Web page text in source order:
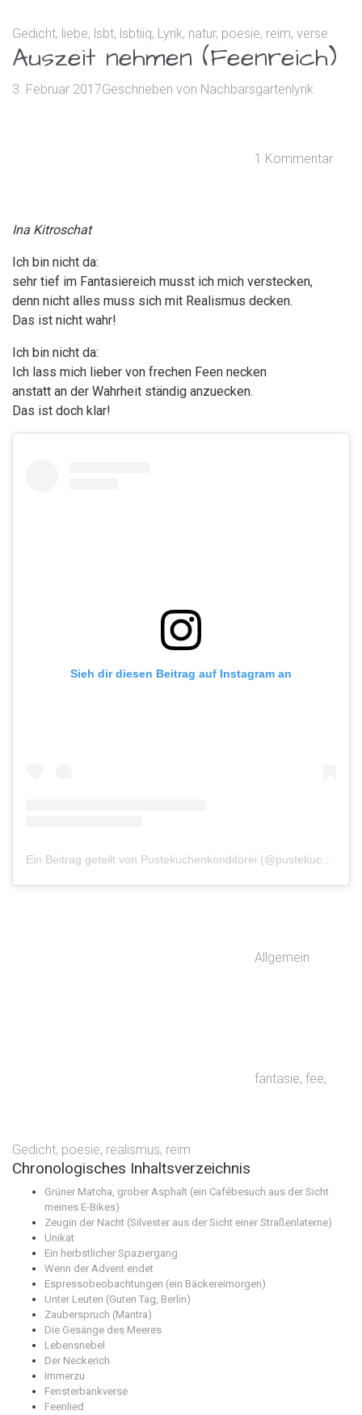
Gedicht, liebe, lsbt, lsbtiiq, Lyrik, natur, poesie, reim, verse
Auszeit nehmen (Feenreich)
3. Februar 2017Geschrieben von Nachbarsgartenlyrik
1 Kommentar
Ina Kitroschat
Ich bin nicht da:
sehr tief im Fantasiereich musst ich mich verstecken,
denn nicht alles muss sich mit Realismus decken.
Das ist nicht wahr!
Ich bin nicht da:
Ich lass mich lieber von frechen Feen necken
anstatt an der Wahrheit ständig anzuecken.
Das ist doch klar!
Sieh dir diesen Beitrag auf Instagram an
Allgemein
fantasie, fee,
Gedicht, poesie, realismus, reim
Chronologisches Inhaltsverzeichnis
Grüner Matcha, grober Asphalt (ein Cafébesuch aus der Sicht
meines E-Bikes)
Zeugin der Nacht (Silvester aus der Sicht einer Straßenlaterne)
Unikat
Ein herbstlicher Spaziergang
Wenn der Advent endet
Espressobeobachtungen (ein Bäckereimorgen)
Unter Leuten (Guten Tag, Berlin)
Zauberspruch (Mantra)
Die Gesänge des Meeres
Lebensnebel
Der Neckerich
Immerzu
Fensterbankverse
Feenlied